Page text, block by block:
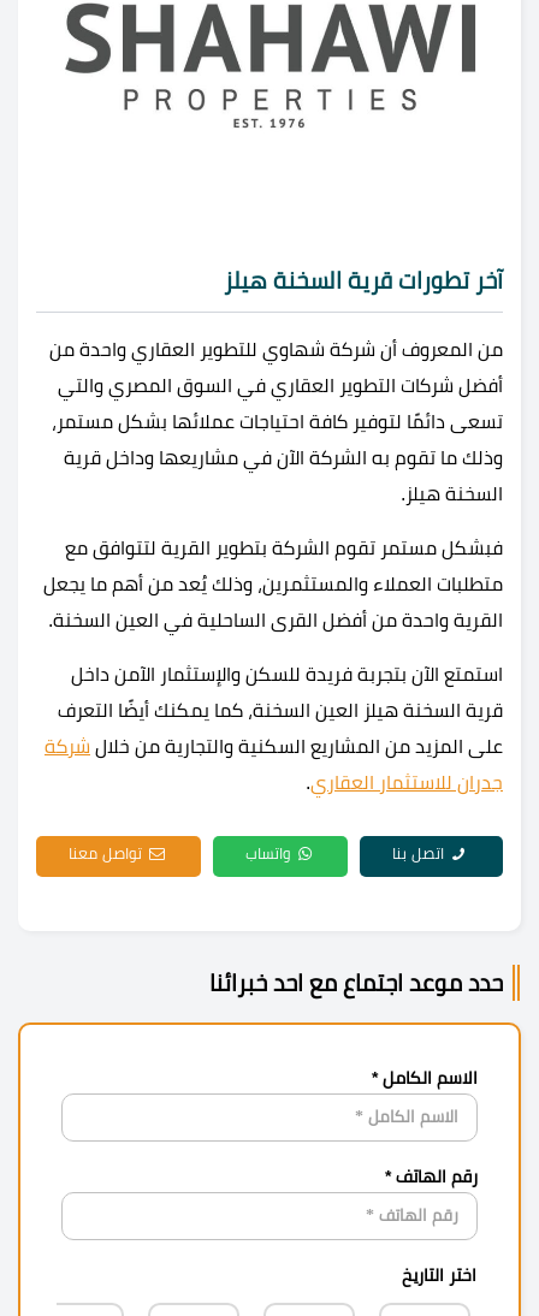
آخر تطورات قرية السخنة هيلز
من المعروف أن شركة شهاوي للتطوير العقاري واحدة من
أفضل شركات التطوير العقاري في السوق المصري والتي
تسعى دائمًا لتوفير كافة احتياجات عملائها بشكل مستمر،
وذلك ما تقوم به الشركة الآن في مشاريعها وداخل قرية
السخنة هيلز.
فبشكل مستمر تقوم الشركة بتطوير القرية لتتوافق مع
متطلبات العملاء والمستثمرين، وذلك يُعد من أهم ما يجعل
القرية واحدة من أفضل القرى الساحلية في العين السخنة.
استمتع الآن بتجربة فريدة للسكن والإستثمار الآمن داخل
قرية السخنة هيلز العين السخنة، كما يمكنك أيضًا التعرف
على المزيد من المشاريع السكنية والتجارية من خلال شركة
جدران للاستثمار العقاري.
اتصل بنا واتساب تواصل معنا
حدد موعد اجتماع مع احد خبرائنا
الاسم الكامل *
رقم الهاتف *
اختر التاريخ